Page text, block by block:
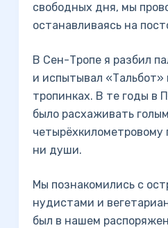
свободных дня, мы
останавливаясь на
В Сен-Тропе я разбил
и испытывал «Тальбот»
тропинках. В те годы в
было расхаживать
четырёхкилометровому
ни души.
Мы познакомились с
нудистами и
был в нашем